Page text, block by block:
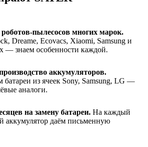
пылесосов многих марок.
Dreame, Ecovacs, Xiaomi, Samsung и
— знаем особенности каждой.
аккумуляторов.
батареи из ячеек Sony, Samsung, LG —
аналоги.
на замену батареи. На каждый
аккумулятор даём письменную